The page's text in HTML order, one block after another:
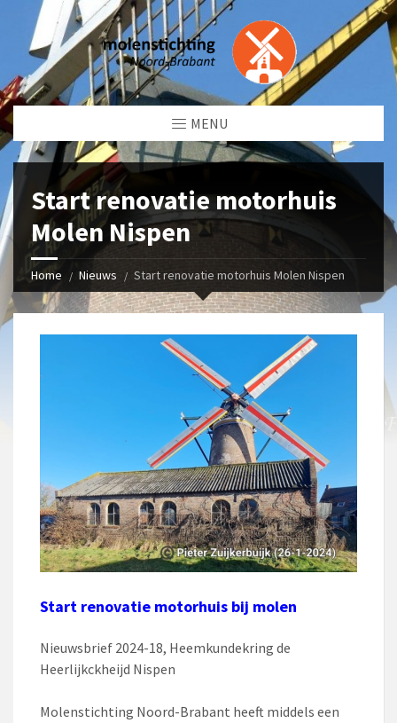
MENU
Start renovatie motorhuis
Molen Nispen
Home Nieuws Start renovatie motorhuis Molen Nispen
Start renovatie motorhuis bij molen
Nieuwsbrief 2024-18, Heemkundekring de
Heerlijkckheijd Nispen
Molenstichting Noord-Brabant heeft middels een